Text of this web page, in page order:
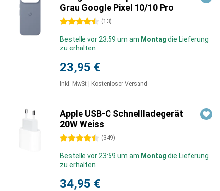
Grau Google Pixel 10/10 Pro
4.5 Sterne (13)
Bestelle vor 23:59 um am Montag die Lieferung
zu erhalten
23,95 €
Inkl. MwSt Kostenloser Versand
Apple USB-C Schnellladegerät
20W Weiss
4.5 Sterne (349)
Bestelle vor 23:59 um am Montag die Lieferung
zu erhalten
34,95 €